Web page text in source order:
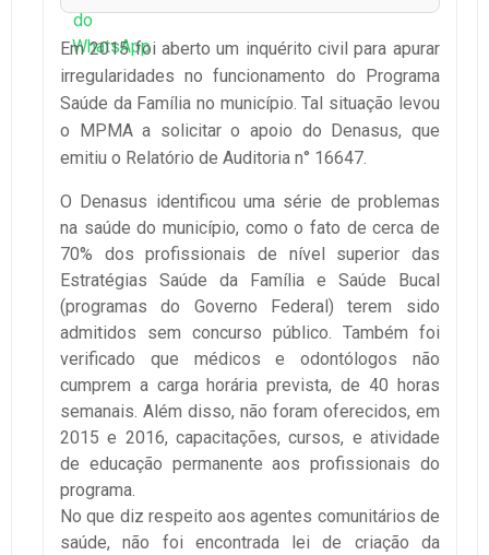
Em 2015 foi aberto um inquérito civil para apurar
irregularidades no funcionamento do Programa
Saúde da Família no município. Tal situação levou
o MPMA a solicitar o apoio do Denasus, que
emitiu o Relatório de Auditoria n° 16647.
O Denasus identificou uma série de problemas
na saúde do município, como o fato de cerca de
70% dos profissionais de nível superior das
Estratégias Saúde da Família e Saúde Bucal
(programas do Governo Federal) terem sido
admitidos sem concurso público. Também foi
verificado que médicos e odontólogos não
cumprem a carga horária prevista, de 40 horas
semanais. Além disso, não foram oferecidos, em
2015 e 2016, capacitações, cursos, e atividade
de educação permanente aos profissionais do
programa.
No que diz respeito aos agentes comunitários de
saúde, não foi encontrada lei de criação da